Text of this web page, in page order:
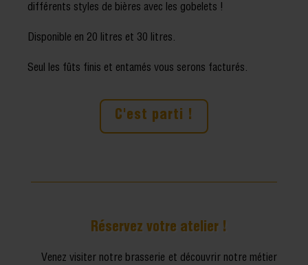
différents styles de bières avec les gobelets !
Disponible en 20 litres et 30 litres.
Seul les fûts finis et entamés vous serons facturés.
C'est parti !
Réservez votre atelier !
Venez visiter notre brasserie et découvrir notre métier